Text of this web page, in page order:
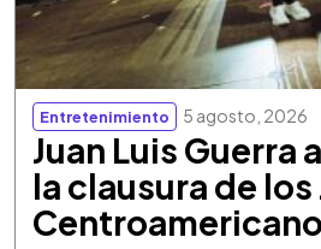
Entretenimiento 5 agosto, 2026
Juan Luis Guerra
la clausura de los